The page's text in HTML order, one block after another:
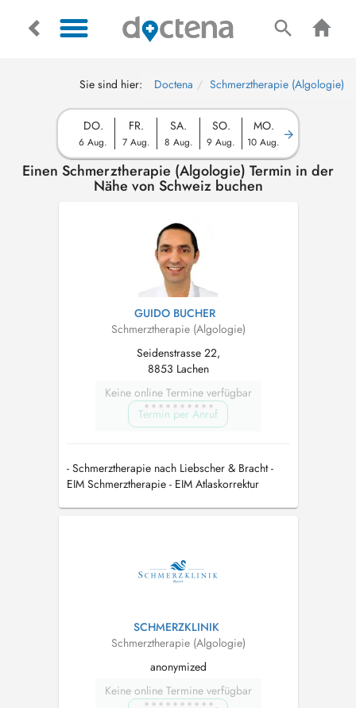
Sie sind hier: Doctena Schmerztherapie (Algologie)
DO.
6 Aug.
FR.
7 Aug.
SA.
8 Aug.
SO.
9 Aug.
MO.
10 Aug.
Einen Schmerztherapie (Algologie) Termin in der
Nähe von Schweiz buchen
GUIDO BUCHER
Schmerztherapie (Algologie)
Seidenstrasse 22,
8853 Lachen
Keine online Termine verfügbar
Termin per Anruf
- Schmerztherapie nach Liebscher & Bracht -
EIM Schmerztherapie - EIM Atlaskorrektur
SCHMERZKLINIK
Schmerztherapie (Algologie)
anonymized
Keine online Termine verfügbar